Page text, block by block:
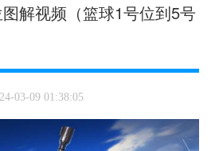
解视频（篮球1号位到5号
03-09 01:38:05